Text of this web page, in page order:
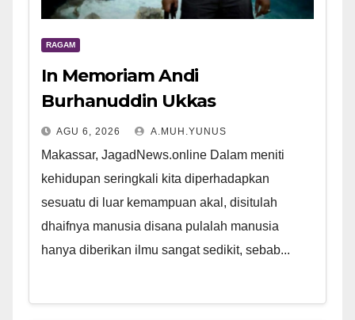
RAGAM
In Memoriam Andi
Burhanuddin Ukkas
AGU 6, 2026 A.MUH.YUNUS
Makassar, JagadNews.online Dalam meniti
kehidupan seringkali kita diperhadapkan
sesuatu di luar kemampuan akal, disitulah
dhaifnya manusia disana pulalah manusia
hanya diberikan ilmu sangat sedikit, sebab...